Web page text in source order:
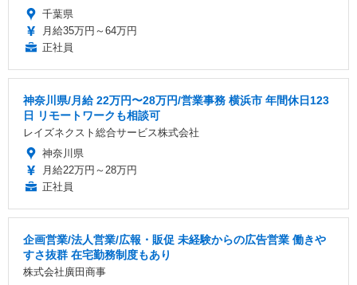
千葉県
月給35万円～64万円
正社員
神奈川県/月給 22万円〜28万円/営業事務 横浜市 年間休日123
日 リモートワークも相談可
レイズネクスト総合サービス株式会社
神奈川県
月給22万円～28万円
正社員
企画営業/法人営業/広報・販促 未経験からの広告営業 働きや
すさ抜群 在宅勤務制度もあり
株式会社廣田商事